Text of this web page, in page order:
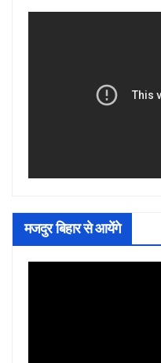
मजदुर बिहार से आयेंगे